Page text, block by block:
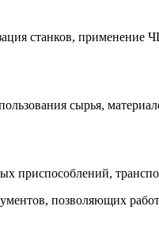
станков,
сырья,
приспособлений,
позволяющих